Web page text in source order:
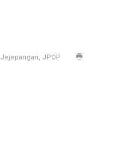
Jejepangan JPOP